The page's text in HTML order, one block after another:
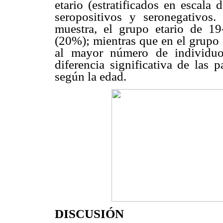
etario (estratificados en escala
seropositivos y
muestra, el grupo etario de
(20%); mientras que en el
al mayor número de
diferencia significativa de las
según la edad.
DISCUSIÓN